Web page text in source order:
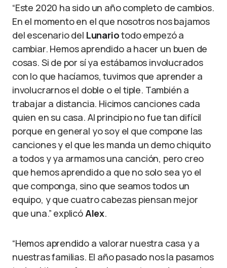
“Este 2020 ha sido un año completo de cambios.
En el momento en el que nosotros nos bajamos
del escenario del Lunariotodo empezó a
cambiar. Hemos aprendido a hacer un buen de
cosas. Si de por sí ya estábamos involucrados
con lo que hacíamos, tuvimos que aprender a
involucrarnos el doble o el tiple. También a
trabajar a distancia. Hicimos canciones cada
quien en su casa. Al principio no fue tan difícil
porque en general yo soy el que compone las
canciones y el que les manda un demo chiquito
a todos y ya armamos una canción, pero creo
que hemos aprendido a que no solo sea yo el
que componga, sino que seamos todos un
equipo, y que cuatro cabezas piensan mejor
que una.” explicóAlex.
“Hemos aprendido a valorar nuestra casa y a
nuestras familias. El año pasado nos la pasamos